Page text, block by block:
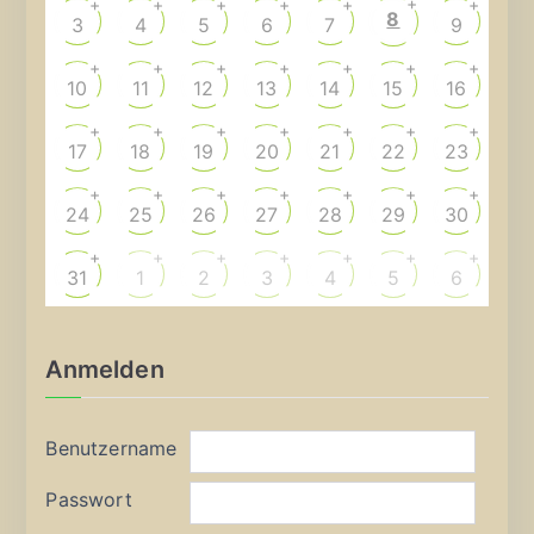
3
+
4
+
5
+
6
+
7
+
8 9
+
10
+
11
+
12
+
13
+
14
+
15
+
16
+
17
+
18
+
19
+
20
+
21
+
22
+
23
+
24
+
25
+
26
+
27
+
28
+
29
+
30
+
31
+
1
+
2
+
3
+
4
+
5
+
6
+
Anmelden
Benutzername
Passwort